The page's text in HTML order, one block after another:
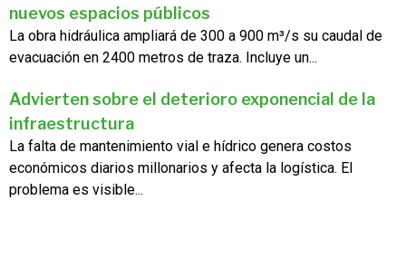
nuevos espacios públicos
La obra hidráulica ampliará de 300 a 900 m³/s su caudal de
evacuación en 2400 metros de traza. Incluye un...
Advierten sobre el deterioro exponencial de la
infraestructura
La falta de mantenimiento vial e hídrico genera costos
económicos diarios millonarios y afecta la logística. El
problema es visible...